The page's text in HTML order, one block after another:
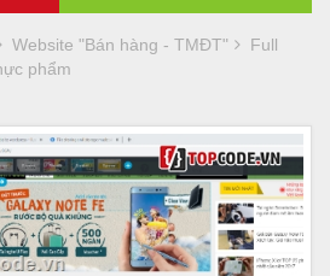
Website "Bán hàng - TMĐT"
Full
phẩm